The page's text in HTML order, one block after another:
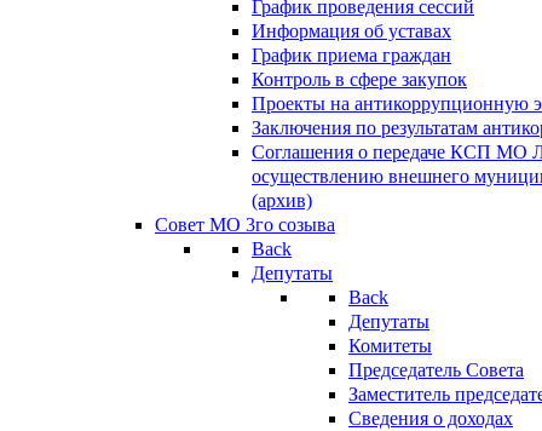
График проведения сессий
Информация об уставах
График приема граждан
Контроль в сфере закупок
Проекты на антикоррупционную
Заключения по результатам
Соглашения о передаче КСП МО
осуществлению внешнего
(архив)
Совет МО 3го созыва
Back
Депутаты
Back
Депутаты
Комитеты
Председатель Совета
Заместитель
Сведения о доходах